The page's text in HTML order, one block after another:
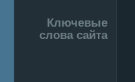
Подвал
Ключевые
слова сайта